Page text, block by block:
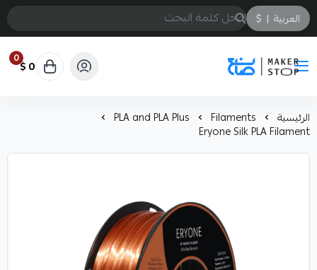
العربية |
$
صانع
0 0 $
الرئيسية Filaments
PLA and PLA Plus
Eryone Silk PLA Filament